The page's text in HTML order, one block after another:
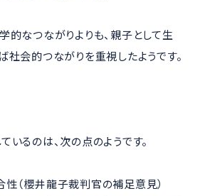
的なつながりよりも、親子として生
社会的つながりを重視したようです。
いるのは、次の点のようです。
（櫻井龍子裁判官の補足意見）